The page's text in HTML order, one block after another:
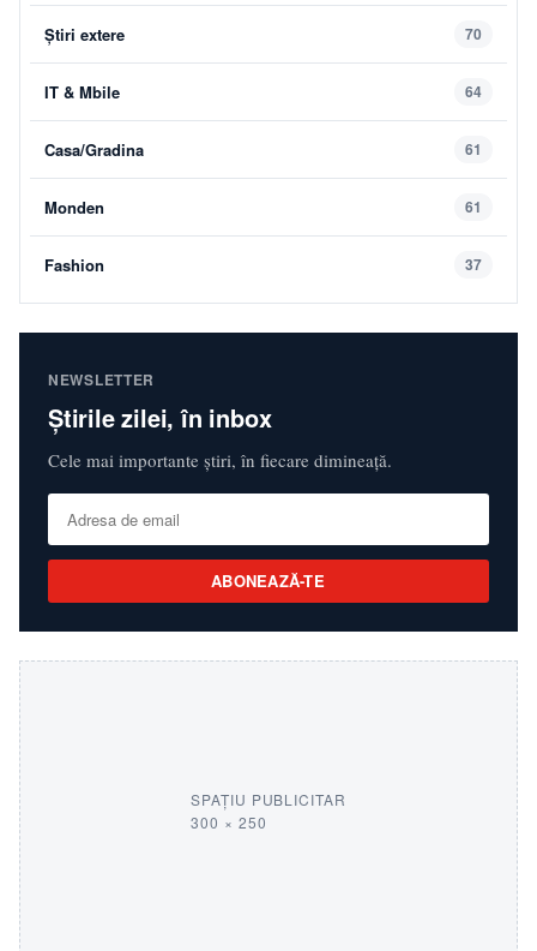
Știri extere 70
IT & Mbile 64
Casa/Gradina 61
Monden 61
Fashion 37
NEWSLETTER
Știrile zilei, în inbox
Cele mai importante știri, în fiecare dimineață.
ABONEAZĂ-TE
SPAȚIU PUBLICITAR
300 × 250